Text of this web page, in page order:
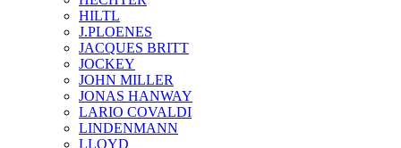
HILTL
J.PLOENES
JAСQUES BRITT
JOCKEY
JOHN MILLER
JONAS HANWAY
LARIO COVALDI
LINDENMANN
LLOYD